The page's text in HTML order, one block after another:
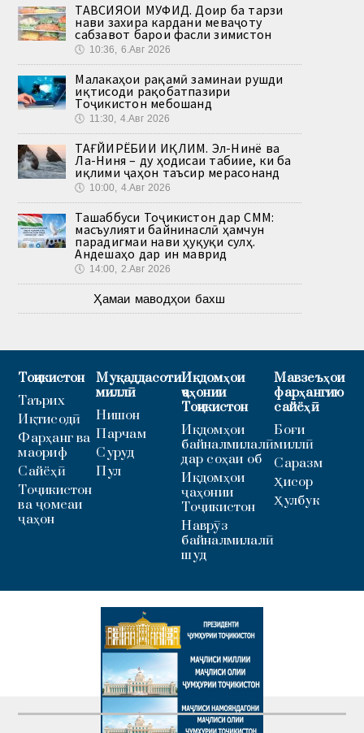
ТАВСИЯҲОИ МУФИД. Доир ба тарзи
нави захира кардани меваҷоту
сабзавот барои фасли зимистон
🕔 10:36, 6.Авг 2026
Малакаҳои рақамӣ заминаи рушди
иқтисоди рақобатпазири
Тоҷикистон мебошанд
🕔 11:30, 4.Авг 2026
ТАҒЙИРЁБИИ ИҚЛИМ. Эл-Нинё ва
Ла-Ниня – ду ҳодисаи табиие, ки ба
иқлими ҷаҳон таъсир мерасонанд
🕔 10:00, 4.Авг 2026
Ташаббуси Тоҷикистон дар СММ:
масъулияти байнинаслӣ ҳамчун
парадигмаи нави ҳуқуқи сулҳ.
Андешаҳо дар ин маврид
🕔 14:00, 2.Авг 2026
Ҳамаи маводҳои бахш
Тоҷикистон
Таърих
Иқтисодӣ
Фарҳанг ва
маориф
Сайёҳӣ
Тоҷикистон
ва ҷомеаи
ҷаҳон
Муқаддасоти
миллӣ
Нишон
Парчам
Суруд
Пул
Иқдомҳои
ҷаҳонии
Тоҷикистон
Иқдомҳои
байналмилалӣ
дар соҳаи об
Иқдомҳои
ҷаҳонии
Тоҷикистон
Наврӯз
байналмилалӣ
шуд
Мавзеъҳои
фарҳангию
сайёҳӣ
Боғи
миллӣ
Саразм
Ҳисор
Ҳулбук